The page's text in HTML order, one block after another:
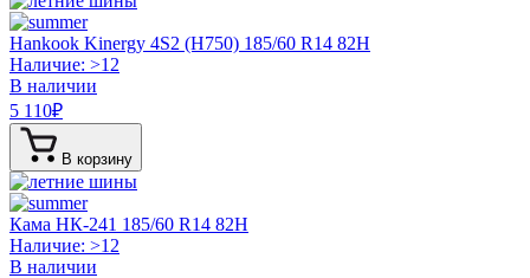
Hankook Kinergy 4S2 (H750) 185/60 R14 82H
Наличие: >12
В наличии
5 110₽
В корзину
Кама НК-241 185/60 R14 82H
Наличие: >12
В наличии